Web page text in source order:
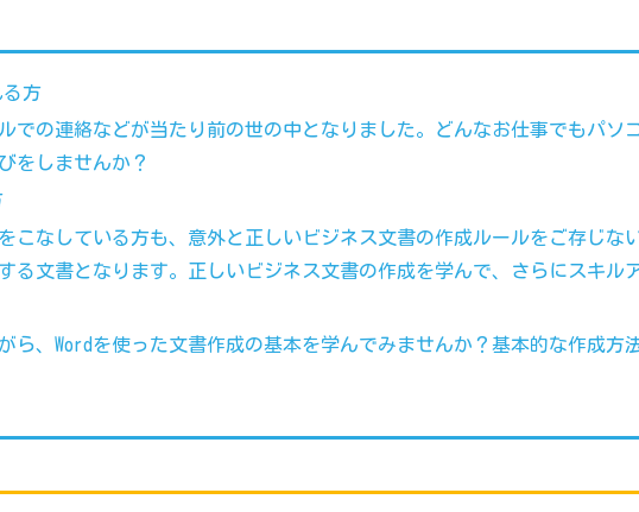
る方
での連絡などが当たり前の世の中となりました。どんなお仕事でもパ
をしませんか？
こなしている方も、意外と正しいビジネス文書の作成ルールをご存じ
る文書となります。正しいビジネス文書の作成を学んで、さらにスキル
ら、Wordを使った文書作成の基本を学んでみませんか？基本的な作成